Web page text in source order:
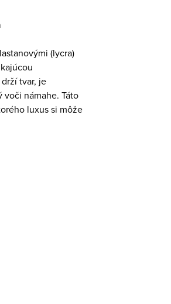
(lycra)
tvar, je
námahe. Táto
luxus si môže